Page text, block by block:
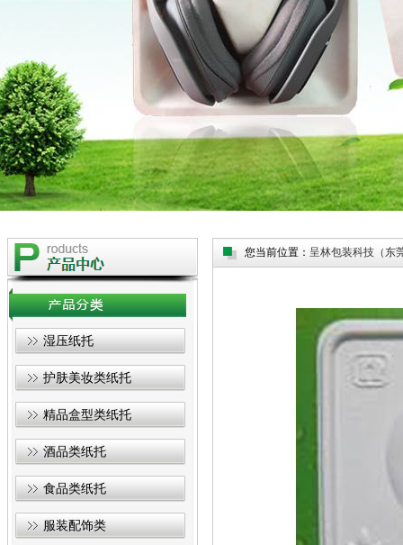
湿压纸托
护肤美妆类纸托
精品盒型类纸托
酒品类纸托
食品类纸托
服装配饰类
您当前位置： 呈林包装科技（东